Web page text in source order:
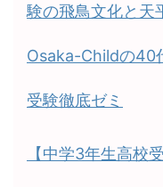
験の飛鳥文化と天
Osaka-Childの40
受験徹底ゼミ
【中学3年生高校